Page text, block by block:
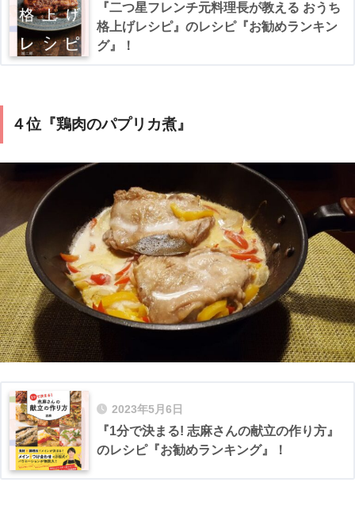
『二つ星フレンチ元料理長が教える おうち
格上げレシピ』のレシピ『お勧めランキン
グ』！
４位『鶏肉のパプリカ煮』
2023年5月6日
『1分で決まる! 志麻さんの献立の作り方』
のレシピ『お勧めランキング』！